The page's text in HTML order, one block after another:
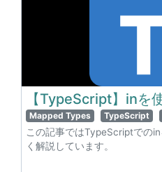
【TypeScript】inを
Mapped Types TypeScript
この記事ではTypeScriptでの
く解説しています。